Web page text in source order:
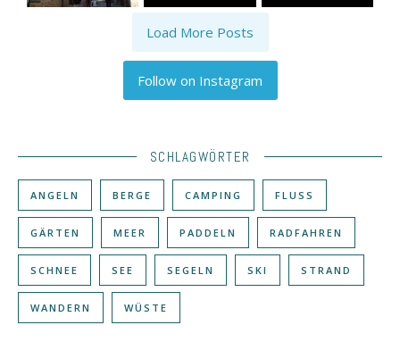
Load More Posts
Follow on Instagram
SCHLAGWÖRTER
ANGELN BERGE CAMPING FLUSS
GÄRTEN MEER PADDELN RADFAHREN
SCHNEE SEE SEGELN SKI STRAND
WANDERN WÜSTE